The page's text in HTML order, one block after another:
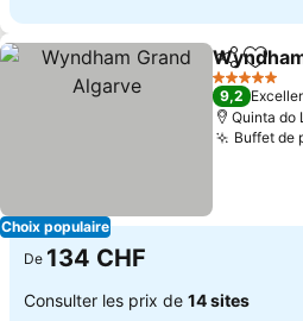
Choix populaire
Partager
5 Étoiles
9,2
Quinta do
Buffet de
De 134 CHF
Consulter les prix de 14 sites